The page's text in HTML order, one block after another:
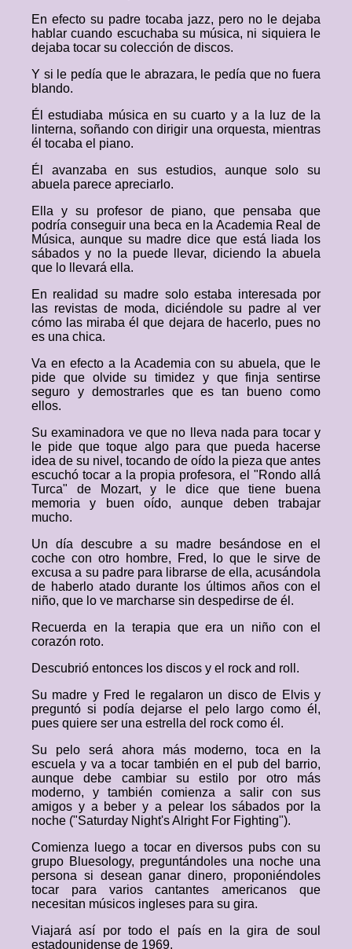
En efecto su padre tocaba jazz, pero no le dejaba
hablar cuando escuchaba su música, ni siquiera le
dejaba tocar su colección de discos.
Y si le pedía que le abrazara, le pedía que no fuera
blando.
Él estudiaba música en su cuarto y a la luz de la
linterna, soñando con dirigir una orquesta, mientras
él tocaba el piano.
Él avanzaba en sus estudios, aunque solo su
abuela parece apreciarlo.
Ella y su profesor de piano, que pensaba que
podría conseguir una beca en la Academia Real de
Música, aunque su madre dice que está liada los
sábados y no la puede llevar, diciendo la abuela
que lo llevará ella.
En realidad su madre solo estaba interesada por
las revistas de moda, diciéndole su padre al ver
cómo las miraba él que dejara de hacerlo, pues no
es una chica.
Va en efecto a la Academia con su abuela, que le
pide que olvide su timidez y que finja sentirse
seguro y demostrarles que es tan bueno como
ellos.
Su examinadora ve que no lleva nada para tocar y
le pide que toque algo para que pueda hacerse
idea de su nivel, tocando de oído la pieza que antes
escuchó tocar a la propia profesora, el "Rondo allá
Turca" de Mozart, y le dice que tiene buena
memoria y buen oído, aunque deben trabajar
mucho.
Un día descubre a su madre besándose en el
coche con otro hombre, Fred, lo que le sirve de
excusa a su padre para librarse de ella, acusándola
de haberlo atado durante los últimos años con el
niño, que lo ve marcharse sin despedirse de él.
Recuerda en la terapia que era un niño con el
corazón roto.
Descubrió entonces los discos y el rock and roll.
Su madre y Fred le regalaron un disco de Elvis y
preguntó si podía dejarse el pelo largo como él,
pues quiere ser una estrella del rock como él.
Su pelo será ahora más moderno, toca en la
escuela y va a tocar también en el pub del barrio,
aunque debe cambiar su estilo por otro más
moderno, y también comienza a salir con sus
amigos y a beber y a pelear los sábados por la
noche ("Saturday Night's Alright For Fighting").
Comienza luego a tocar en diversos pubs con su
grupo Bluesology, preguntándoles una noche una
persona si desean ganar dinero, proponiéndoles
tocar para varios cantantes americanos que
necesitan músicos ingleses para su gira.
Viajará así por todo el país en la gira de soul
estadounidense de 1969.